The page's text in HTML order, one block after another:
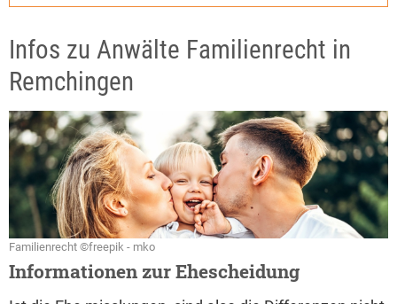
Infos zu Anwälte Familienrecht in
Remchingen
Familienrecht ©freepik - mko
Informationen zur Ehescheidung